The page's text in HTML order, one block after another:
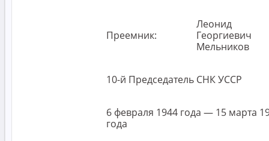
Преемник:
Леонид
Георгиевич
Мельников
10-й Председатель СНК УССР
6 февраля 1944 года — 15 марта
года